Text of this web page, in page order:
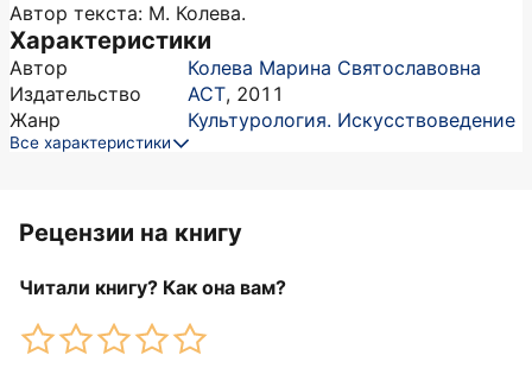
Автор текста: М. Колева.
Характеристики
Автор
Колева Марина Святославовна
Издательство
АСТ, 2011
Жанр
Культурология. Искусствоведение
Все характеристики
Рецензии на книгу
Читали книгу? Как она вам?